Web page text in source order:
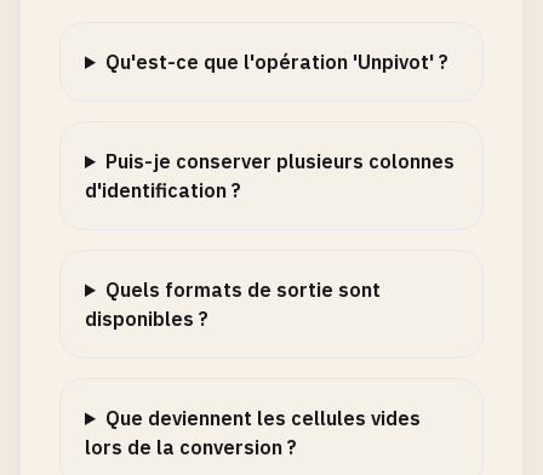
Qu'est-ce que l'opération 'Unpivot' ?
Puis-je conserver plusieurs colonnes
d'identification ?
Quels formats de sortie sont
disponibles ?
Que deviennent les cellules vides
lors de la conversion ?